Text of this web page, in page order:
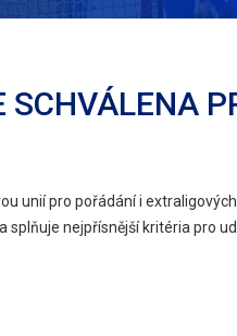
SCHVÁLENA
unií pro pořádání i
splňuje nejpřísnější kritéria pro